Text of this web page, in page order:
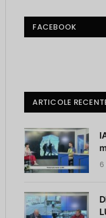
FACEBOOK
ARTICOLE